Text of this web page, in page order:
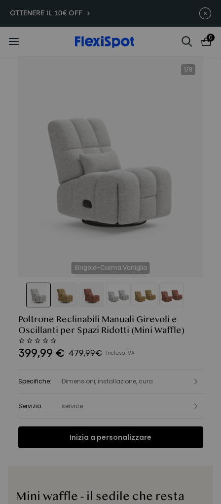
E7 Plus -200€ | A partire da
399,99€
: 50
0
1/8
Singolo-Crema Vaniglia
Poltrone Reclinabili Manuali Girevoli e
Oscillanti per Spazi Ridotti (Mini Waffle)
399,99 € 479,99€ Incluso IVA
Specifiche: Dimensioni, installazione, cura
Servizio: service
Inizia a personalizzare
Recensioni
Mini waffle - il sedile che resta
OTTENERE IL 10€ OFF